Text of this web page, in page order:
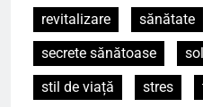
revitalizare
sănătate
secrete sănătoase
stil de viață
stres